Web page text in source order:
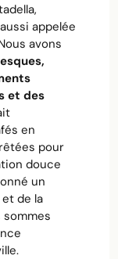
appelée
avons
et des
en
pour
douce
un
de la